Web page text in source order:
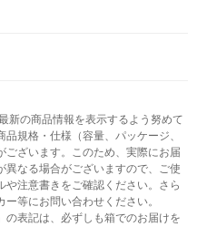
新の商品情報を表示するよう努めて
規格・仕様（容量、パッケージ、
ございます。このため、実際にお届
異なる場合がございますので、ご使
注意書きをご確認ください。さら
等にお問い合わせください。
の表記は、必ずしも箱でのお届けを